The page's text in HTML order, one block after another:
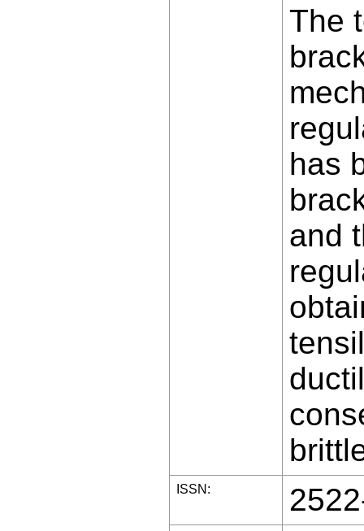
The
has
and
ISSN: